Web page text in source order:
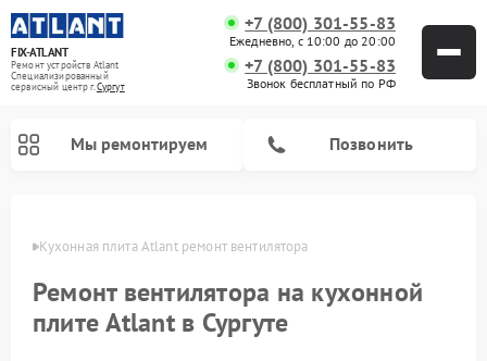
FIX-ATLANT
Ремонт устройств Atlant
Специализированный
cервисный центр г.Сургут
+7 (800) 301-55-83
Ежедневно, с 10:00 до 20:00
+7 (800) 301-55-83
Звонок бесплатный по РФ
Мы ремонтируем Позвонить
Кухонная плита Atlant ремонт вентилятора
Ремонт вентилятора на кухонной
плите Atlant в Сургуте